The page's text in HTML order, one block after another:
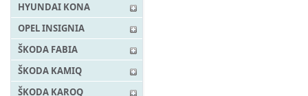
HYUNDAI KONA
OPEL INSIGNIA
ŠKODA FABIA
ŠKODA KAMIQ
ŠKODA KAROQ